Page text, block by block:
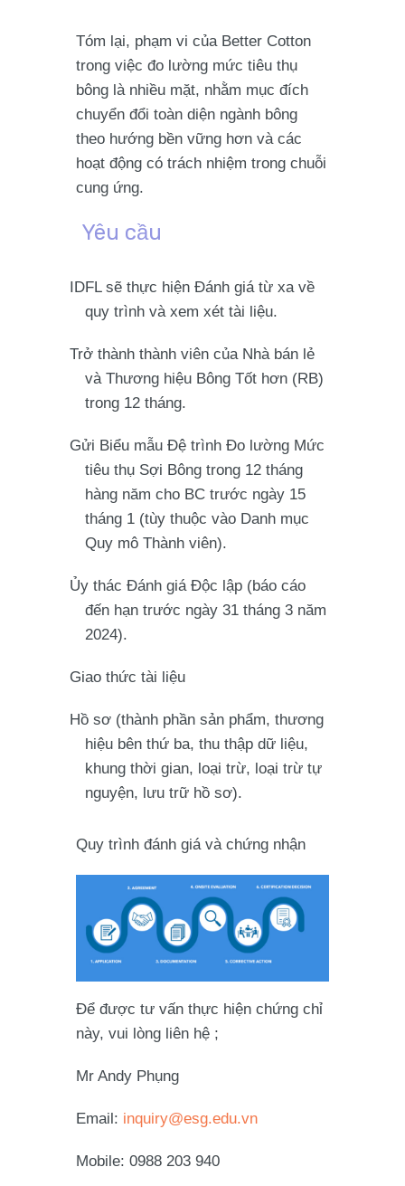
Tóm lại, phạm vi của Better Cotton
trong việc đo lường mức tiêu thụ
bông là nhiều mặt, nhằm mục đích
chuyển đổi toàn diện ngành bông
theo hướng bền vững hơn và các
hoạt động có trách nhiệm trong chuỗi
cung ứng.
Yêu cầu
IDFL sẽ thực hiện Đánh giá từ xa về
quy trình và xem xét tài liệu.
Trở thành thành viên của Nhà bán lẻ
và Thương hiệu Bông Tốt hơn (RB)
trong 12 tháng.
Gửi Biểu mẫu Đệ trình Đo lường Mức
tiêu thụ Sợi Bông trong 12 tháng
hàng năm cho BC trước ngày 15
tháng 1 (tùy thuộc vào Danh mục
Quy mô Thành viên).
Ủy thác Đánh giá Độc lập (báo cáo
đến hạn trước ngày 31 tháng 3 năm
2024).
Giao thức tài liệu
Hồ sơ (thành phần sản phẩm, thương
hiệu bên thứ ba, thu thập dữ liệu,
khung thời gian, loại trừ, loại trừ tự
nguyện, lưu trữ hồ sơ).
Quy trình đánh giá và chứng nhận
Để được tư vấn thực hiện chứng chỉ
này, vui lòng liên hệ ;
Mr Andy Phụng
Email: inquiry@esg.edu.vn
Mobile: 0988 203 940